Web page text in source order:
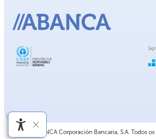
©2026 ABANCA Corporación Bancaria, S.A. Todos